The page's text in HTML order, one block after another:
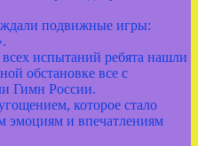
ждали подвижные игры:
испытаний ребята нашли
обстановке все с
Гимн России.
которое стало
эмоциям и впечатлениям